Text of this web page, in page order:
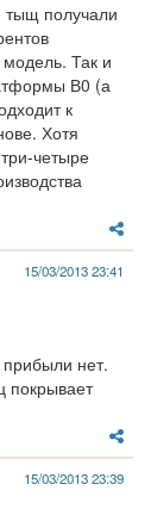
тыщ получали
Так и
В0 (а
к
Хотя
четыре
15/03/2013 23:41
нет.
покрывает
15/03/2013 23:39